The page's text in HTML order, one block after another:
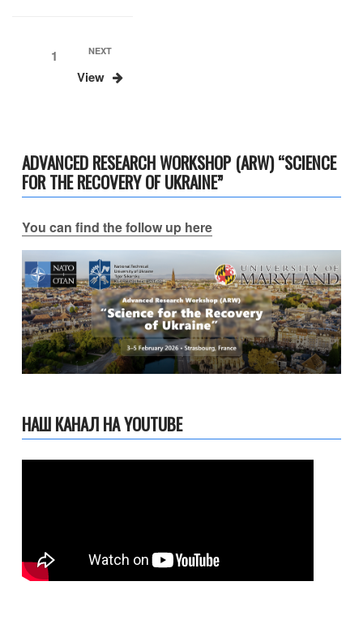
Навігація
Page1 Next
Post
NEXT
View
ADVANCED RESEARCH WORKSHOP (ARW) “SCIENCE
FOR THE RECOVERY OF UKRAINE”
You can find the follow up here
НАШ КАНАЛ НА YOUTUBE